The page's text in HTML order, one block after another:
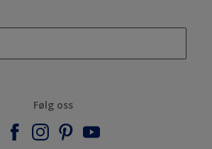
Følg oss